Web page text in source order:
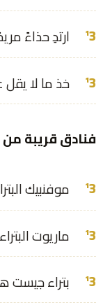
ارتدِ حذاءً
خذ ما لا يقل عن 3
فنادق قريبة من
موفنبيك
ماريوت البتراء
بتراء